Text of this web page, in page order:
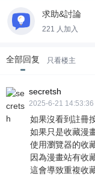
求助&討論
221 人加入
全部回复 只看楼主
secretsh
2025-6-21 14:53:36
如果沒看到註冊
如果只是收藏漫
使用瀏覽器的收
因為漫畫站有收
這會導致重複收